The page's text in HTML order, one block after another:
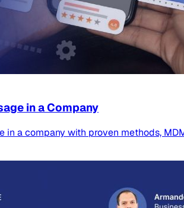
in a Company
in a company with proven methods,